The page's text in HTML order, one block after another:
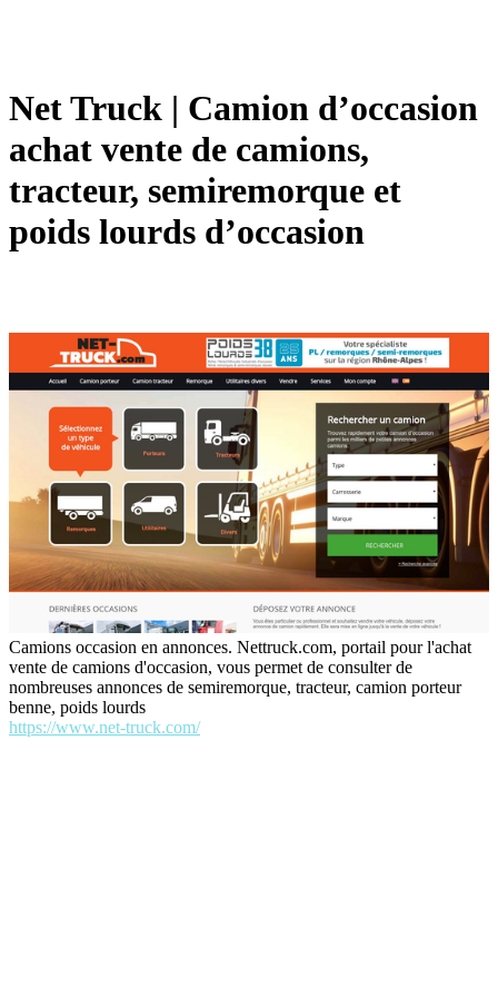
Net Truck | Camion d’occasion
achat vente de camions,
tracteur, semiremorque et
poids lourds d’occasion
Camions occasion en annonces. Nettruck.com, portail pour l'achat
vente de camions d'occasion, vous permet de consulter de
nombreuses annonces de semiremorque, tracteur, camion porteur
benne, poids lourds
https://www.net-truck.com/